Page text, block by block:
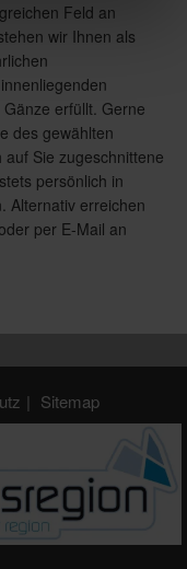
Feld an
wir Ihnen als
erfüllt. Gerne
des gewählten
Sie zugeschnittene
persönlich in
Alternativ erreichen
oder per E-Mail an
Sitemap